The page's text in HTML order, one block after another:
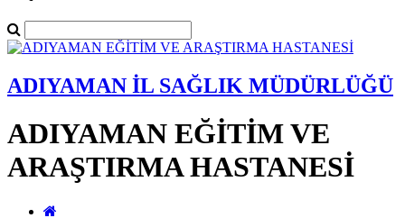
ADIYAMAN İL SAĞLIK MÜDÜRLÜĞÜ
ADIYAMAN EĞİTİM VE
ARAŞTIRMA HASTANESİ